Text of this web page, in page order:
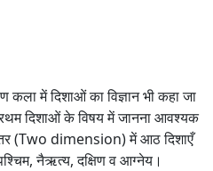
कला में दिशाओं का विज्ञान भी कहा जा
दिशाओं के विषय में जानना आवश्यक
(Two dimension) में आठ दिशाएँ
पश्चिम, नैऋत्य, दक्षिण व आग्नेय।